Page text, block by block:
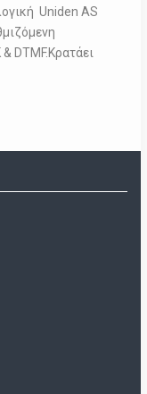
Uniden AS
DTMF.Κρατάει